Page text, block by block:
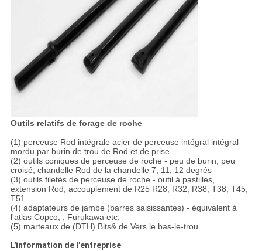
Outils relatifs de forage de roche
(1) perceuse Rod intégrale acier de perceuse intégral intégral
mordu par burin de trou de Rod et de prise
(2) outils coniques de perceuse de roche - peu de burin, peu
croisé, chandelle Rod de la chandelle 7, 11, 12 degrés
(3) outils filetés de perceuse de roche - outil à pastilles,
extension Rod, accouplement de R25 R28, R32, R38, T38, T45,
T51
(4) adaptateurs de jambe (barres saisissantes) - équivalent à
l'atlas Copco, , Furukawa etc.
(5) marteaux de (DTH) Bits& de Vers le bas-le-trou
L'information de l'entreprise